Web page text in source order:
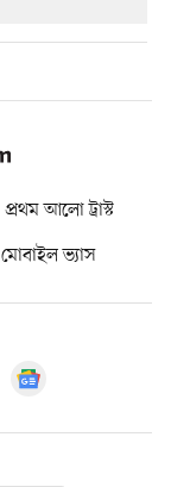
প্রথম আলো ট্রাস্ট
মোবাইল ভ্যাস